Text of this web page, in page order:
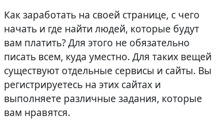
Как заработать на своей странице, с чего
начать и где найти людей, которые будут
вам платить? Для этого не обязательно
писать всем, куда уместно. Для таких вещей
существуют отдельные сервисы и сайты. Вы
регистрируетесь на этих сайтах и ​​
выполняете различные задания, которые
вам нравятся.